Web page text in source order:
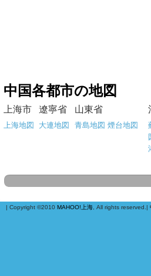
中国各都市の地図
上海市 遼寧省 山東省
上海地図 大連地図 青島地図 煙台地図
| Copyright ©2010 MAHOO!上海 , All rights reserved.|